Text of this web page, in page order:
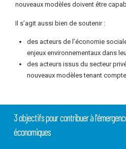
nouveaux modèles doivent être
Il s’agit aussi bien de soutenir :
des acteurs de l’économie
enjeux environnementaux dans
des acteurs issus du secteur
nouveaux modèles tenant
3 objectifs pour contribuer à
économiques